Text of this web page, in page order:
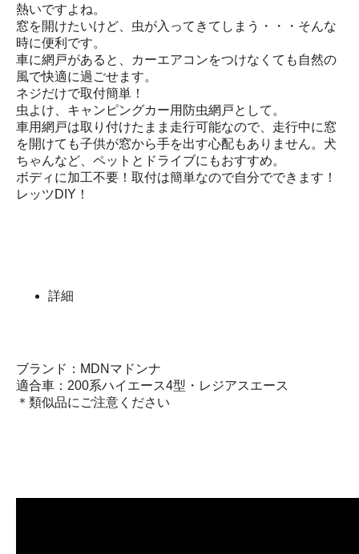
熱いですよね。
窓を開けたいけど、虫が入ってきてしまう・・・そんな
時に便利です。
車に網戸があると、カーエアコンをつけなくても自然の
風で快適に過ごせます。
ネジだけで取付簡単！
虫よけ、キャンピングカー用防虫網戸として。
車用網戸は取り付けたまま走行可能なので、走行中に窓
を開けても子供が窓から手を出す心配もありません。犬
ちゃんなど、ペットとドライブにもおすすめ。
ボディに加工不要！取付は簡単なので自分でできます！
レッツDIY！
詳細
ブランド：MDNマドンナ
適合車：200系ハイエース4型・レジアスエース
＊類似品にご注意ください